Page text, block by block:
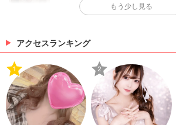
もくよう(´⌯ ̫⌯`)
こんばんは〜🌻なおです&...
ゆうり
ぶっ通しでよく寝れる1週間が終わっちゃう...
もう少し見る
アクセスランキング
1 2